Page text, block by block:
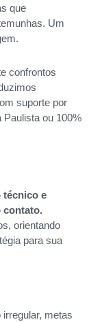
que
Um
confrontos
suporte por
Paulista ou 100%
técnico e
contato.
orientando
para sua
metas